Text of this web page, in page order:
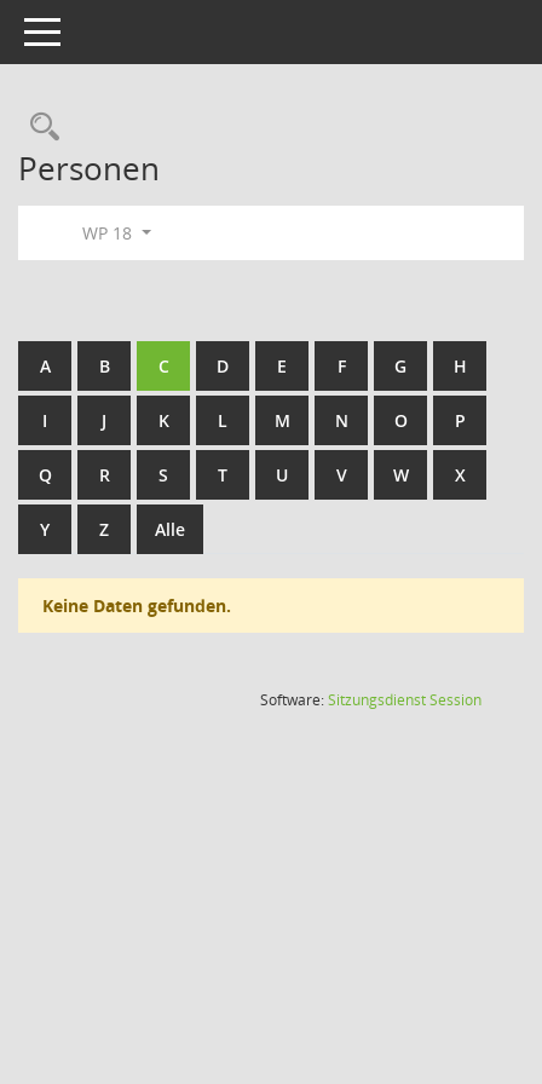
Toggle navigation
Rechercheauswahl
Personen
WP 18
A B C D E F G H
I J K L M N O P
Q R S T U V W X
Y Z Alle
Keine Daten gefunden.
Software:SitzungsdienstSession(Wird in